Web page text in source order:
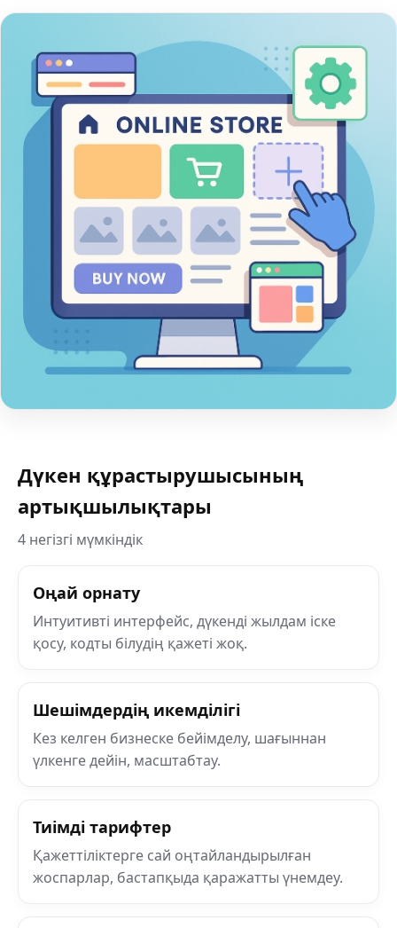
Дүкен құрастырушысының
артықшылықтары
4 негізгі мүмкіндік
Оңай орнату
Интуитивті интерфейс, дүкенді жылдам іске
қосу, кодты білудің қажеті жоқ.
Шешімдердің икемділігі
Кез келген бизнеске бейімделу, шағыннан
үлкенге дейін, масштабтау.
Тиімді тарифтер
Қажеттіліктерге сай оңтайландырылған
жоспарлар, бастапқыда қаражатты үнемдеу.